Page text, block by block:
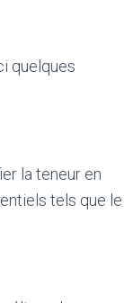
quelques
la teneur en
tels que le